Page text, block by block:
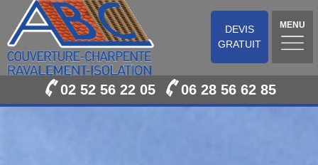
DEVIS
GRATUIT
MENU
02 52 56 22 05 06 28 56 62 85